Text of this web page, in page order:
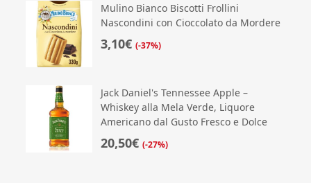
Mulino Bianco Biscotti Frollini
Nascondini con Cioccolato da Mordere
3,10€ (-37%)
Jack Daniel's Tennessee Apple –
Whiskey alla Mela Verde, Liquore
Americano dal Gusto Fresco e Dolce
20,50€ (-27%)